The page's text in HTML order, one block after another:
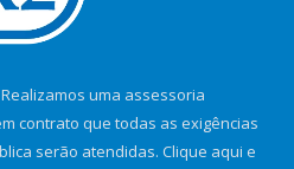
uma assessoria
contrato que todas as exigências
serão atendidas. Clique aqui e